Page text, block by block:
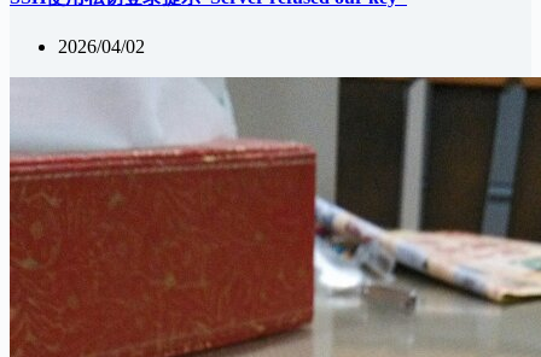
2026/04/02